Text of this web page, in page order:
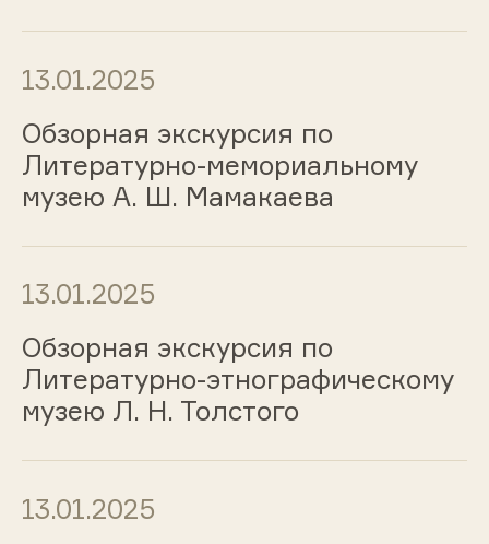
13.01.2025
Обзорная экскурсия по
Литературно-мемориальному
музею А. Ш. Мамакаева
13.01.2025
Обзорная экскурсия по
Литературно-этнографическому
музею Л. Н. Толстого
13.01.2025